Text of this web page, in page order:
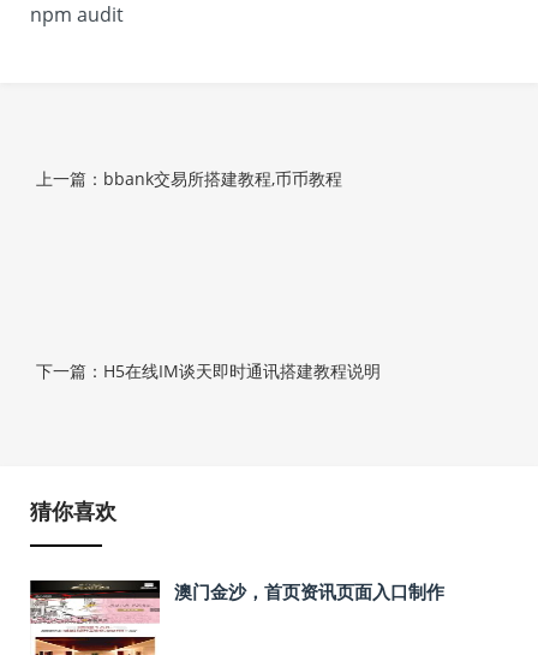
npm audit
上一篇：bbank交易所搭建教程,币币教程
下一篇：H5在线IM谈天即时通讯搭建教程说明
猜你喜欢
澳门金沙，首页资讯页面入口制作